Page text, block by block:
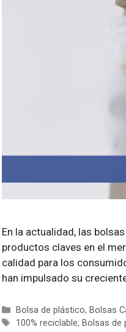
En la actualidad, las
productos claves en el
calidad para los
han impulsado su
Categorías
Bolsa de plástico, Bolsas
Etiquetas
100% reciclable, Bolsas de